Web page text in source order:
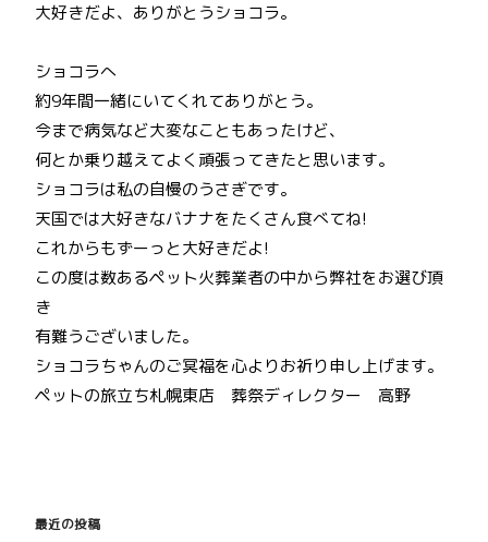
大好きだよ、ありがとうショコラ。
ショコラへ
約9年間一緒にいてくれてありがとう。
今まで病気など大変なこともあったけど、
何とか乗り越えてよく頑張ってきたと思います。
ショコラは私の自慢のうさぎです。
天国では大好きなバナナをたくさん食べてね!
これからもずーっと大好きだよ!
この度は数あるペット火葬業者の中から弊社をお選び頂
き
有難うございました。
ショコラちゃんのご冥福を心よりお祈り申し上げます。
ペットの旅立ち札幌東店 葬祭ディレクター 高野
稿
最近の投稿